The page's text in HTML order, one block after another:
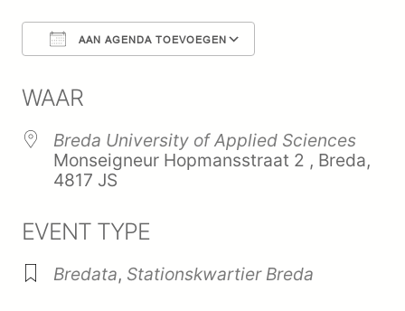
AAN AGENDA TOEVOEGEN
WAAR
Breda University of Applied Sciences
Monseigneur Hopmansstraat 2 , Breda,
4817 JS
EVENT TYPE
Bredata, Stationskwartier Breda